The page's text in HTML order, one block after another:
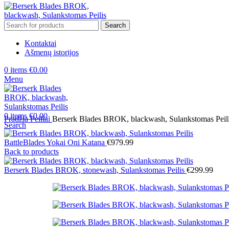
Search
Kontaktai
Ašmenų istorijos
0 items €0.00
Menu
0items €0.00
Search
PradžiaPeiliai Berserk Blades BROK, blackwash, Sulankstomas
BattleBlades Yokai Oni Katana €979.99
Back to products
Berserk Blades BROK, stonewash, Sulankstomas Peilis €299.99